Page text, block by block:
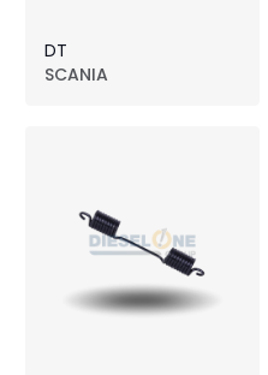
DT
SCANIA